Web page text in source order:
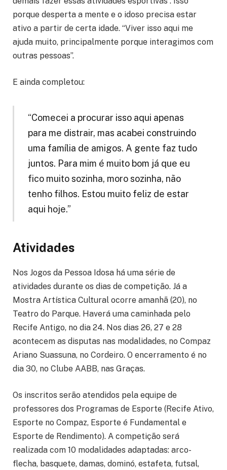
porque desperta a mente e o idoso precisa estar
ativo a partir de certa idade. “Viver isso aqui me
ajuda muito, principalmente porque interagimos com
outras pessoas”.
E ainda completou:
“Comecei a procurar isso aqui apenas
para me distrair, mas acabei construindo
uma família de amigos. A gente faz tudo
juntos. Para mim é muito bom já que eu
fico muito sozinha, moro sozinha, não
tenho filhos. Estou muito feliz de estar
aqui hoje.”
Atividades
Nos Jogos da Pessoa Idosa há uma série de
atividades durante os dias de competição. Já a
Mostra Artística Cultural ocorre amanhã (20), no
Teatro do Parque. Haverá uma caminhada pelo
Recife Antigo, no dia 24. Nos dias 26, 27 e 28
acontecem as disputas nas modalidades, no Compaz
Ariano Suassuna, no Cordeiro. O encerramento é no
dia 30, no Clube AABB, nas Graças.
Os inscritos serão atendidos pela equipe de
professores dos Programas de Esporte (Recife Ativo,
Esporte no Compaz, Esporte é Fundamental e
Esporte de Rendimento). A competição será
realizada com 10 modalidades adaptadas: arco-
flecha, basquete, damas, dominó, estafeta, futsal,